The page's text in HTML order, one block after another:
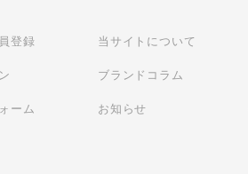
登録
ーム
当サイトについて
ブランドコラム
お知らせ